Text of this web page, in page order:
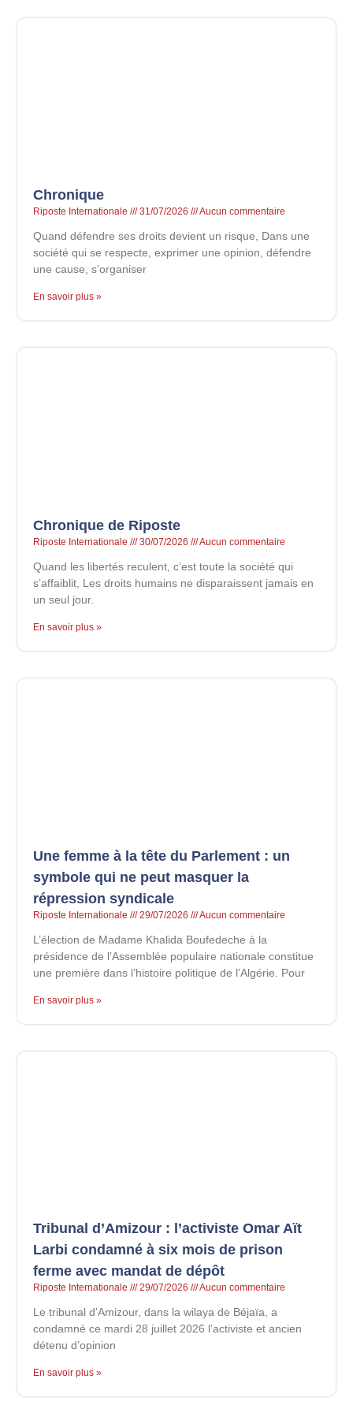
Chronique
Riposte Internationale 31/07/2026 Aucun commentaire
Quand défendre ses droits devient un risque, Dans une
société qui se respecte, exprimer une opinion, défendre
une cause, s’organiser
En savoir plus »
Chronique de Riposte
Riposte Internationale 30/07/2026 Aucun commentaire
Quand les libertés reculent, c’est toute la société qui
s’affaiblit, Les droits humains ne disparaissent jamais en
un seul jour.
En savoir plus »
Une femme à la tête du Parlement : un
symbole qui ne peut masquer la
répression syndicale
Riposte Internationale 29/07/2026 Aucun commentaire
L’élection de Madame Khalida Boufedeche à la
présidence de l’Assemblée populaire nationale constitue
une première dans l’histoire politique de l’Algérie. Pour
En savoir plus »
Tribunal d’Amizour : l’activiste Omar Aït
Larbi condamné à six mois de prison
ferme avec mandat de dépôt
Riposte Internationale 29/07/2026 Aucun commentaire
Le tribunal d’Amizour, dans la wilaya de Béjaïa, a
condamné ce mardi 28 juillet 2026 l’activiste et ancien
détenu d’opinion
En savoir plus »